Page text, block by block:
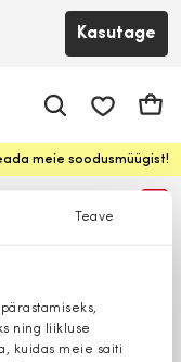
Teave
ning liikluse
kuidas meie saiti
Kasutage
meie soodusmüügist!